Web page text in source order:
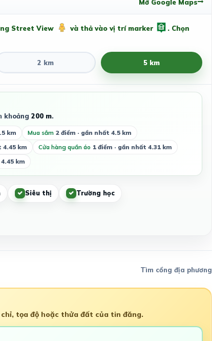
Mở Google Maps
Street View và thả vào vị trí marker
. Chọn
2 km 5 km
khoảng 200 m.
km Mua sắm 2 điểm · gần nhất 4.5 km
4.45 km Cửa hàng quần áo 1 điểm · gần nhất 4.31 km
km
Siêu thị Trường học
Tìm cổng địa phương
tọa độ hoặc thửa đất của tin đăng.